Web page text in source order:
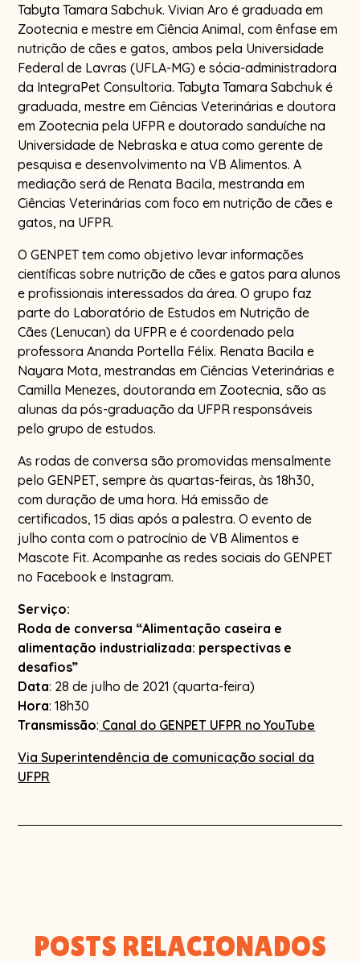
Tabyta Tamara Sabchuk. Vivian Aro é graduada em
Zootecnia e mestre em Ciência Animal, com ênfase em
nutrição de cães e gatos, ambos pela Universidade
Federal de Lavras (UFLA-MG) e sócia-administradora
da IntegraPet Consultoria. Tabyta Tamara Sabchuk é
graduada, mestre em Ciências Veterinárias e doutora
em Zootecnia pela UFPR e doutorado sanduíche na
Universidade de Nebraska e atua como gerente de
pesquisa e desenvolvimento na VB Alimentos. A
mediação será de Renata Bacila, mestranda em
Ciências Veterinárias com foco em nutrição de cães e
gatos, na UFPR.
O GENPET tem como objetivo levar informações
científicas sobre nutrição de cães e gatos para alunos
e profissionais interessados da área. O grupo faz
parte do Laboratório de Estudos em Nutrição de
Cães (Lenucan) da UFPR e é coordenado pela
professora Ananda Portella Félix. Renata Bacila e
Nayara Mota, mestrandas em Ciências Veterinárias e
Camilla Menezes, doutoranda em Zootecnia, são as
alunas da pós-graduação da UFPR responsáveis
pelo grupo de estudos.
As rodas de conversa são promovidas mensalmente
pelo GENPET, sempre às quartas-feiras, às 18h30,
com duração de uma hora. Há emissão de
certificados, 15 dias após a palestra. O evento de
julho conta com o patrocínio de VB Alimentos e
Mascote Fit. Acompanhe as redes sociais do GENPET
no Facebook e Instagram.
Serviço:
Roda de conversa “Alimentação caseira e
alimentação industrializada: perspectivas e
desafios”
Data: 28 de julho de 2021 (quarta-feira)
Hora: 18h30
Transmissão: Canal do GENPET UFPR no YouTube
Via Superintendência de comunicação social da
UFPR
POSTS RELACIONADOS